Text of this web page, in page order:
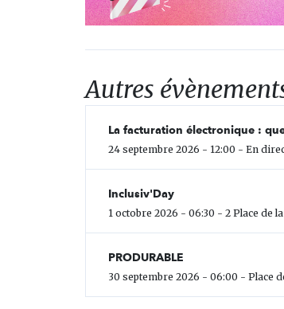
Autres
La facturation électronique :
24 septembre 2026 - 12:00 - En
Inclusiv'Day
1 octobre 2026 - 06:30 - 2 Place de
PRODURABLE
30 septembre 2026 - 06:00 - Place